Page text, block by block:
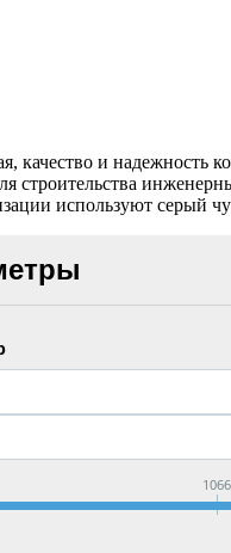
качество и надежность
строительства
используют серый
1066